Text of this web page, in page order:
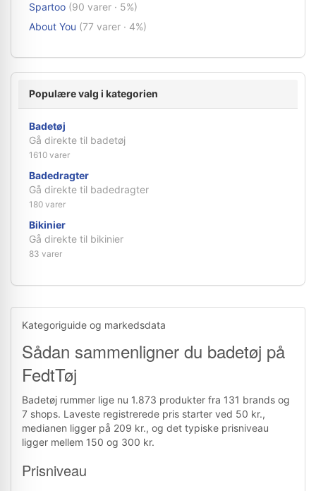
Spartoo (90 varer · 5%)
About You (77 varer · 4%)
Populære valg i kategorien
Badetøj
Gå direkte til badetøj
1610 varer
Badedragter
Gå direkte til badedragter
180 varer
Bikinier
Gå direkte til bikinier
83 varer
Kategoriguide og markedsdata
Sådan sammenligner du badetøj på
FedtTøj
Badetøj rummer lige nu 1.873 produkter fra 131 brands og
7 shops. Laveste registrerede pris starter ved 50 kr.,
medianen ligger på 209 kr., og det typiske prisniveau
ligger mellem 150 og 300 kr.
Prisniveau